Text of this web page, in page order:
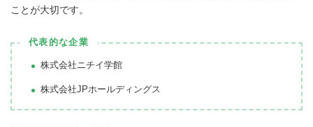
ことが大切です。
代表的な企業
株式会社ニチイ学館
株式会社JPホールディングス